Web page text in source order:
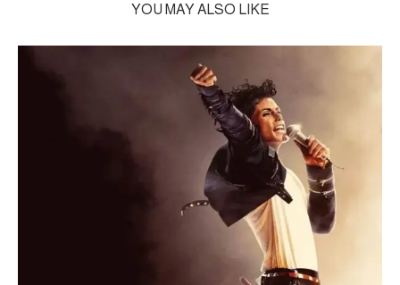
YOU MAY ALSO LIKE